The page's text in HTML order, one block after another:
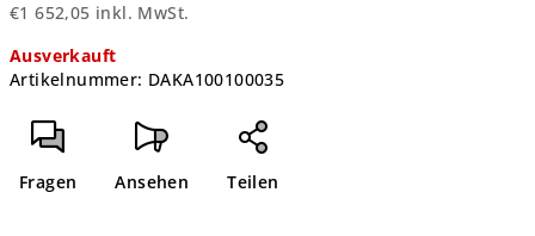
€1 652,05 inkl. MwSt.
Ausverkauft
Artikelnummer: DAKA100100035
Fragen Ansehen Teilen